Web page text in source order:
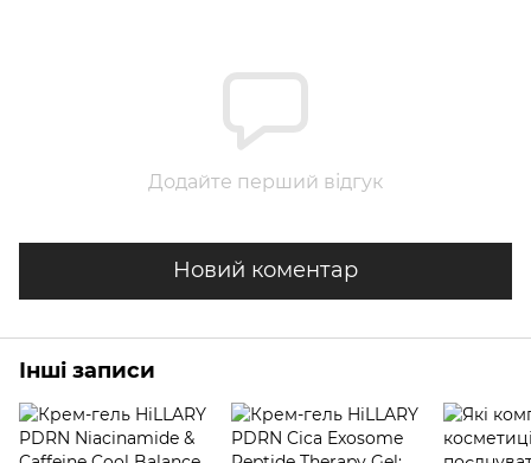
Додайте перший відгук
Новий коментар
Інші записи